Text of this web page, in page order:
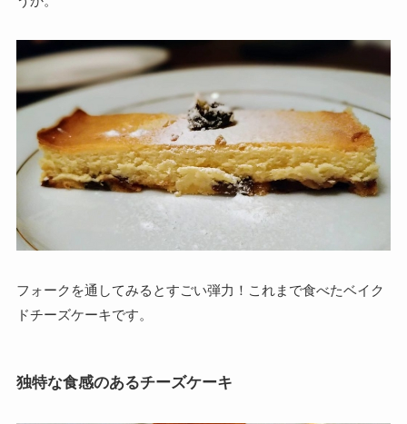
フォークを通してみるとすごい弾力！これまで食べたベイク
ドチーズケーキです。
独特な食感のあるチーズケーキ